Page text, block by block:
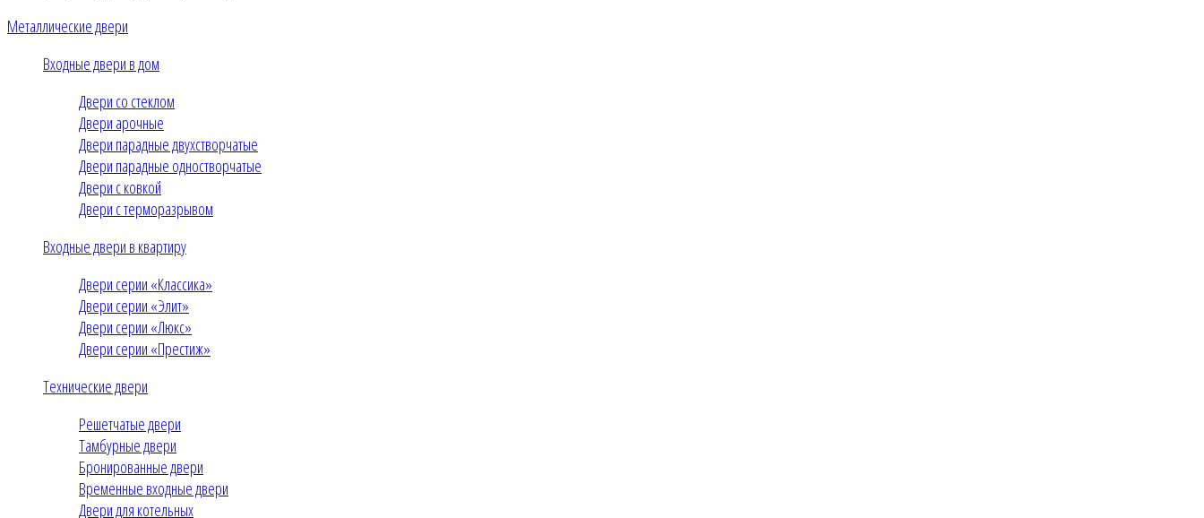
Металлические двери
Входные двери в дом
Двери со стеклом
Двери арочные
Двери парадные двухстворчатые
Двери парадные одностворчатые
Двери с ковкой
Двери с терморазрывом
Входные двери в квартиру
Двери серии «Классика»
Двери серии «Элит»
Двери серии «Люкс»
Двери серии «Престиж»
Технические двери
Решетчатые двери
Тамбурные двери
Бронированные двери
Временные входные двери
Двери для котельных